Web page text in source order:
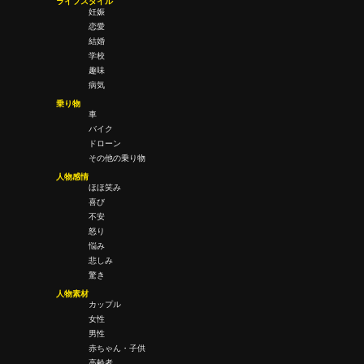
妊娠
恋愛
結婚
学校
趣味
病気
乗り物
車
バイク
ドローン
その他の乗り物
人物感情
ほほ笑み
喜び
不安
怒り
悩み
悲しみ
驚き
人物素材
カップル
女性
男性
赤ちゃん・子供